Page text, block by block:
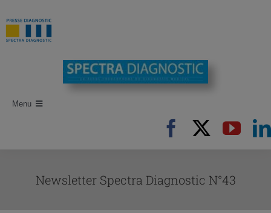
au
contenu
Menu
AuteursNewsletter Spectra Diagnostic N°43